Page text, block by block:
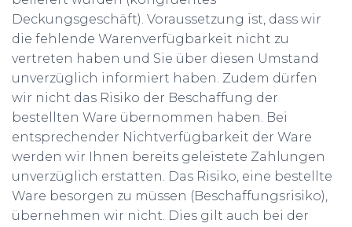
Deckungsgeschäft). Voraussetzung ist, dass wir
die fehlende Warenverfügbarkeit nicht zu
vertreten haben und Sie über diesen Umstand
unverzüglich informiert haben. Zudem dürfen
wir nicht das Risiko der Beschaffung der
bestellten Ware übernommen haben. Bei
entsprechender Nichtverfügbarkeit der Ware
werden wir Ihnen bereits geleistete Zahlungen
unverzüglich erstatten. Das Risiko, eine bestellte
Ware besorgen zu müssen (Beschaffungsrisiko),
übernehmen wir nicht. Dies gilt auch bei der